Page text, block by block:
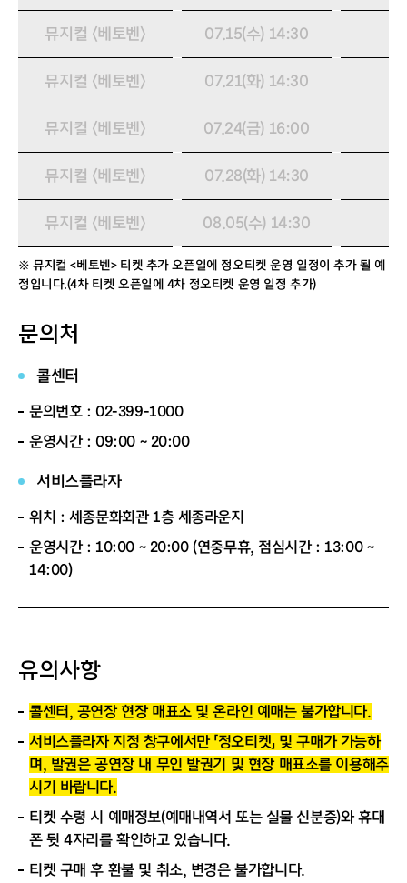
뮤지컬 〈베토벤〉 07.15(수) 14:30
뮤지컬 〈베토벤〉 07.21(화) 14:30
뮤지컬 〈베토벤〉 07.24(금) 16:00
뮤지컬 〈베토벤〉 07.28(화) 14:30
뮤지컬 〈베토벤〉 08.05(수) 14:30
※ 뮤지컬 <베토벤> 티켓 추가 오픈일에 정오티켓 운영 일정이 추가 될 예
정입니다.(4차 티켓 오픈일에 4차 정오티켓 운영 일정 추가)
문의처
콜센터
문의번호 : 02-399-1000
운영시간 : 09:00 ~ 20:00
서비스플라자
위치 : 세종문화회관 1층 세종라운지
운영시간 : 10:00 ~ 20:00 (연중무휴, 점심시간 : 13:00 ~
14:00)
유의사항
콜센터, 공연장 현장 매표소 및 온라인 예매는 불가합니다.
서비스플라자 지정 창구에서만 「정오티켓」 및 구매가 가능하
며, 발권은 공연장 내 무인 발권기 및 현장 매표소를 이용해주
시기 바랍니다.
티켓 수령 시 예매정보(예매내역서 또는 실물 신분증)와 휴대
폰 뒷 4자리를 확인하고 있습니다.
티켓 구매 후 환불 및 취소, 변경은 불가합니다.